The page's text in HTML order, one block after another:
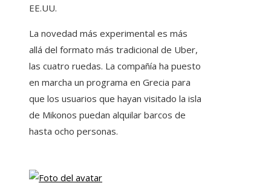
EE.UU.
La novedad más experimental es más
allá del formato más tradicional de Uber,
las cuatro ruedas. La compañía ha puesto
en marcha un programa en Grecia para
que los usuarios que hayan visitado la isla
de Mikonos puedan alquilar barcos de
hasta ocho personas.